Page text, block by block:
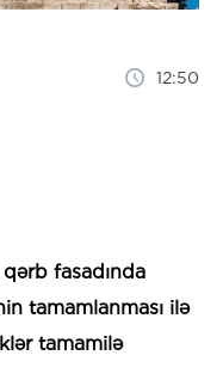
12:50
fasadında
tamamlanması ilə
tamamilə